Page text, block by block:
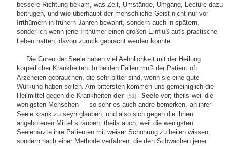
bessere Richtung bekam, was Zeit, Umstände, Umgang, Lectüre dazu
beitrugen, und wie überhaupt der menschliche Geist nicht nur vor
Irrthümern in frühern Jahren bewahrt, sondern auch in spätern,
sonderlich wenn jene Irrthümer einen großen Einfluß auf's practische
Leben hatten, davon zurück gebracht werden konnte.
Die Curen der Seele haben viel Aehnlichkeit mit der Heilung
körperlicher Krankheiten. In beiden Fällen muß der Patient oft
Arzeneien gebrauchen, die sehr bitter sind, wenn sie eine gute
Würkung haben sollen. Am bittersten kommen uns gemeiniglich die
Heilmittel gegen die Krankheiten der [51] Seele vor; theils weil die
wenigsten Menschen — so sehr es auch andre bemerken, an ihrer
Seele krank zu seyn glauben, und also sich gegen die ihnen
angebotenen Mittel sträuben; theils auch, weil die wenigsten
Seelenärzte ihre Patienten mit weiser Schonung zu heilen wissen,
sondern nach einer Methode verfahren, die den Schwächen jener